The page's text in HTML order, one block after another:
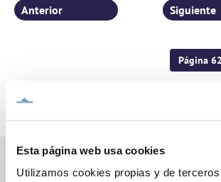
Esta página web usa cookies
Utilizamos cookies propias y de
Página
Anterior Siguiente